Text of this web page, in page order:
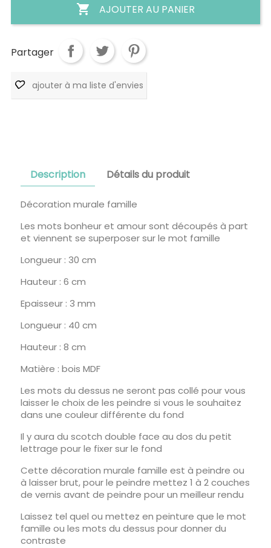
 AJOUTER AU PANIER
Partager
ajouter à ma liste d'envies
Description Détails du produit
Décoration murale famille
Les mots bonheur et amour sont découpés à part
et viennent se superposer sur le mot famille
Longueur : 30 cm
Hauteur : 6 cm
Epaisseur : 3 mm
Longueur : 40 cm
Hauteur : 8 cm
Matière : bois MDF
Les mots du dessus ne seront pas collé pour vous
laisser le choix de les peindre si vous le souhaitez
dans une couleur différente du fond
Il y aura du scotch double face au dos du petit
lettrage pour le fixer sur le fond
Cette décoration murale famille est à peindre ou
à laisser brut, pour le peindre mettez 1 à 2 couches
de vernis avant de peindre pour un meilleur rendu
Laissez tel quel ou mettez en peinture que le mot
famille ou les mots du dessus pour donner du
contraste